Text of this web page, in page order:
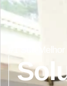
#1 Sua